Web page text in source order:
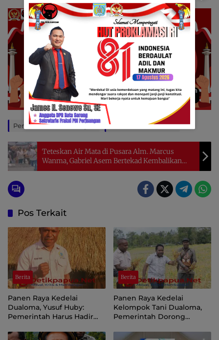
Penulis: David Rahangiar Editor: Yohanes Sole
Teteskan Air Mata di Pusara Alm. Marcus
Wanma, Gabriel Asem Bertekad Kembalikan
Kejayaan Raja Ampat
Pos Terkait
Berita
Panen Raya Kedelai
Dualoma, Yusuf Huby:
Pemerintah Harus Hadir
Petani
Berita
Panen Raya Kedelai
Kelompok Tani Dualoma,
Pemerintah Dorong
Kembali ke Kebun